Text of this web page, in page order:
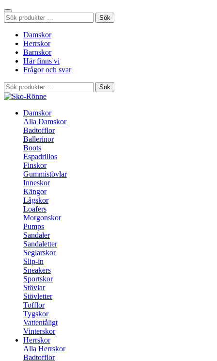
Sök
efter:
Sök
Damskor
Herrskor
Barnskor
Här finns vi
Frågor och svar
Sök
efter:
Sök
Damskor
Alla Damskor
Badtofflor
Ballerinor
Boots
Espadrillos
Finskor
Gummistövlar
Inneskor
Kängor
Lågskor
Loafers
Morgonskor
Pumps
Sandaler
Sandaletter
Seglarskor
Slip-in
Sneakers
Sportskor
Stövlar
Stövletter
Tofflor
Tygskor
Vattentåligt
Vinterskor
Herrskor
Alla Herrskor
Badtofflor